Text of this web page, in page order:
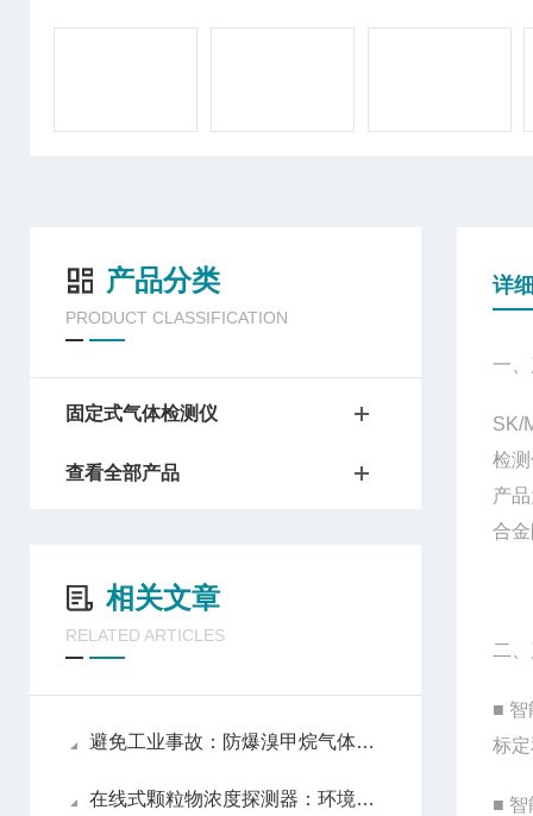
产品分类
PRODUCT CLASSIFICATION
固定式气体检测仪
查看全部产品
相关文章
RELATED ARTICLES
避免工业事故：防爆溴甲烷气体检测仪在安全生产中的作用
在线式颗粒物浓度探测器：环境监测与工业生产的关键工具
详
一
SK/
检
产
合
二
■ 智
标
■ 智